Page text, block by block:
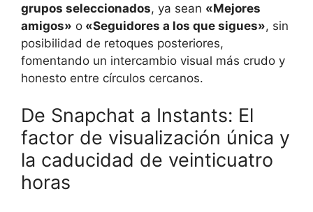
grupos seleccionados, ya sean «Mejores
amigos» o «Seguidores a los que sigues», sin
posibilidad de retoques posteriores,
fomentando un intercambio visual más crudo y
honesto entre círculos cercanos.
De Snapchat a Instants: El
factor de visualización única y
la caducidad de veinticuatro
horas